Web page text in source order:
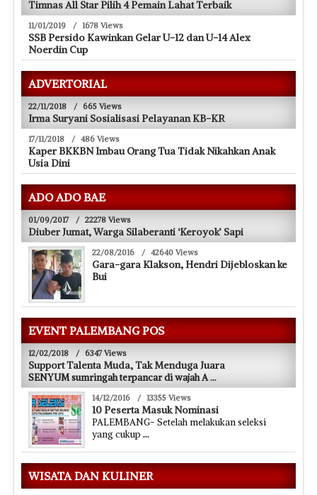
Timnas All Star Pilih 4 Pemain Lahat Terbaik
11/01/2019 / 1678 Views
SSB Persido Kawinkan Gelar U-12 dan U-14 Alex
Noerdin Cup
ADVERTORIAL
22/11/2018 / 665 Views
Irma Suryani Sosialisasi Pelayanan KB-KR
17/11/2018 / 486 Views
Kaper BKKBN Imbau Orang Tua Tidak Nikahkan Anak
Usia Dini
ADO ADO BAE
01/09/2017 / 22278 Views
Diuber Jumat, Warga Silaberanti ‘Keroyok’ Sapi
22/08/2016 / 42640 Views
Gara-gara Klakson, Hendri Dijebloskan ke
Bui
EVENT PALEMBANG POS
12/02/2018 / 6347 Views
Support Talenta Muda, Tak Menduga Juara
SENYUM sumringah terpancar di wajah A ...
14/12/2016 / 13355 Views
10 Peserta Masuk Nominasi
PALEMBANG- Setelah melakukan seleksi
yang cukup
WISATA DAN KULINER